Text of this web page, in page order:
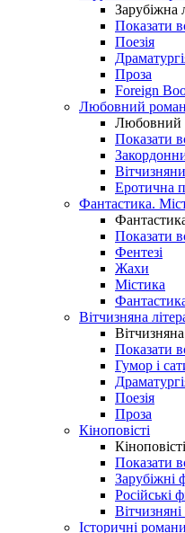
Зарубіжна
Показати
Поезія
Проза
Foreign
Любовний роман
Любовний
Показати
Еротична
Фантастика.
Показати
Фентезі
Жахи
Містика
Вітчизняна
Вітчизняна
Показати
Гумор і
Поезія
Проза
Кіноповісті
Кіноповісті
Показати
Зарубіжні
Російські
Історичні романи